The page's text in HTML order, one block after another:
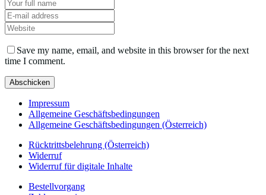
Save my name, email, and website in this browser for the next
time I comment.
Impressum
Allgemeine Geschäftsbedingungen
Allgemeine Geschäftsbedingungen (Österreich)
Rücktrittsbelehrung (Österreich)
Widerruf
Widerruf für digitale Inhalte
Bestellvorgang